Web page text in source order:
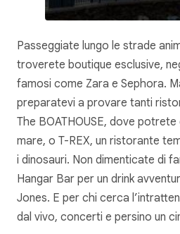
Passeggiate lungo le strade
troverete boutique esclusive,
famosi come Zara e Sephora.
preparatevi a provare tanti
The BOATHOUSE, dove
mare, o T-REX, un ristorante
i dinosauri. Non dimenticate di
Hangar Bar per un drink
Jones. E per chi cerca
dal vivo, concerti e persino un